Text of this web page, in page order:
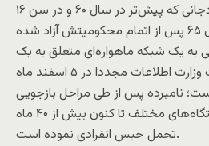
غلامرضا خسروی سوادجانی که پیش‌تر در سال ۶۰ و در سن ۱۶
سالگی بازداشت و در سال ۶۵ پس از اتمام محکومیتش آزاد شده
به یک شبکه ماهواره‌ای متعلق به یک
گروه سیاسی و با شکایت وزارت اطلاعات مجددا در ۵ اسفند ماه
است؛ نامبرده پس از طی مراحل بازجویی
در شرایط سخت بازداشتگاه‌های مختلف تا کنون بیش از ۴۰ ماه
تحمل حبس انفرادی نموده است.